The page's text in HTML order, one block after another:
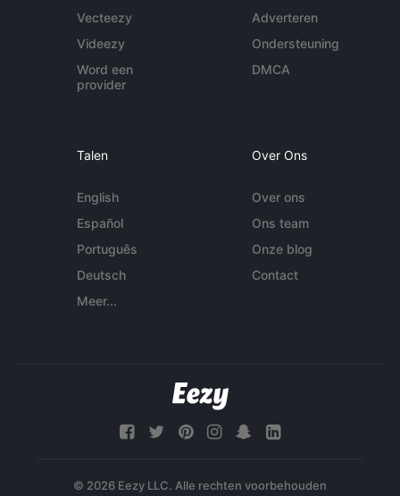
Vecteezy
Videezy
Word een
provider
Adverteren
Ondersteuning
DMCA
Talen
English
Español
Português
Deutsch
Meer...
Over Ons
Over ons
Ons team
Onze blog
Contact
© 2026 Eezy LLC. Alle rechten voorbehouden